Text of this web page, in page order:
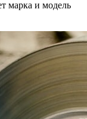
марка и модель